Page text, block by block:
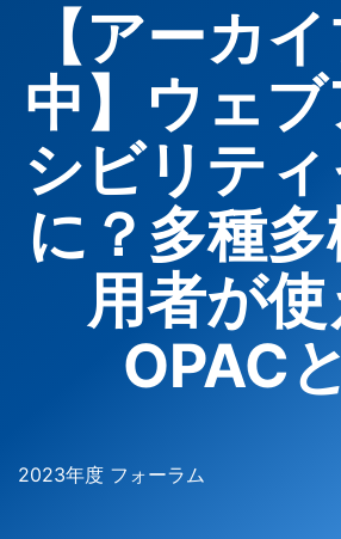
【アーカ
中】ウェ
シビリテ
に？多種多
用者が
OPAC
2023年度 フォーラム